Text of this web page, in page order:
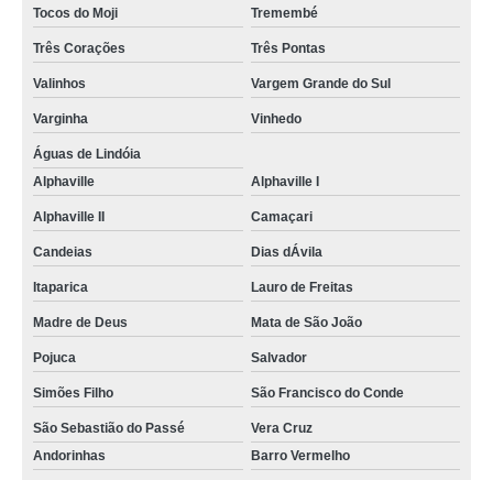
Tocos do Moji Tremembé
Três Corações Três Pontas
Valinhos Vargem Grande do Sul
Varginha Vinhedo
Águas de Lindóia
Alphaville
Alphaville I
Alphaville II Camaçari
Candeias Dias dÁvila
Itaparica Lauro de Freitas
Madre de Deus Mata de São João
Pojuca Salvador
Simões Filho São Francisco do Conde
São Sebastião do Passé
Vera Cruz
Andorinhas
Barro Vermelho